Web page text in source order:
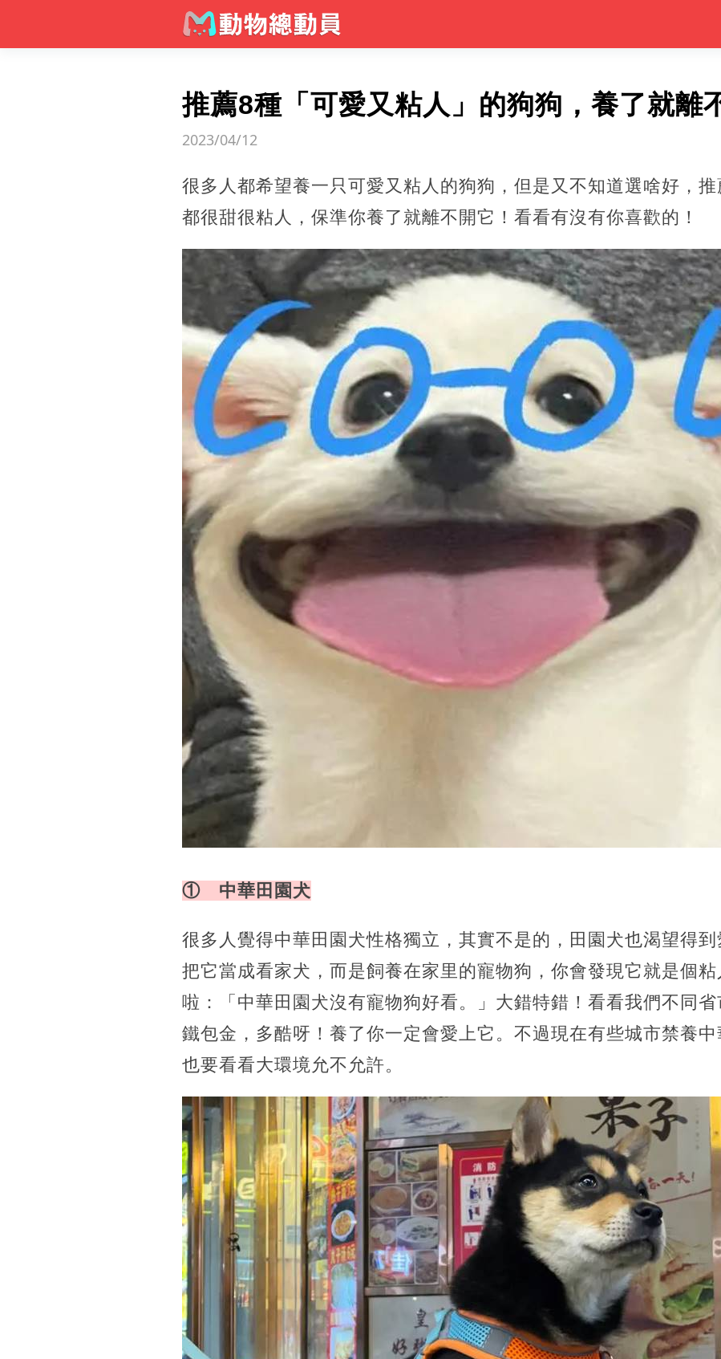
推薦8種「可愛又粘人」的狗狗，養了就離
2023/04/12
很多人都希望養一只可愛又粘人的狗狗，但是又不知道選啥好，
都很甜很粘人，保準你養了就離不開它！看看有沒有你喜歡的！
① 中華田園犬
很多人覺得中華田園犬性格獨立，其實不是的，田園犬也渴望得
把它當成看家犬，而是飼養在家里的寵物狗，你會發現它就是個
啦：「中華田園犬沒有寵物狗好看。」大錯特錯！看看我們不同
鐵包金，多酷呀！養了你一定會愛上它。不過現在有些城市禁養
也要看看大環境允不允許。